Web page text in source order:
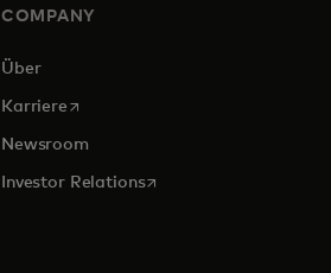
COMPANY
Über
Karrierewird in einer neuen
Newsroom
Investor Relationswird in einer neuen